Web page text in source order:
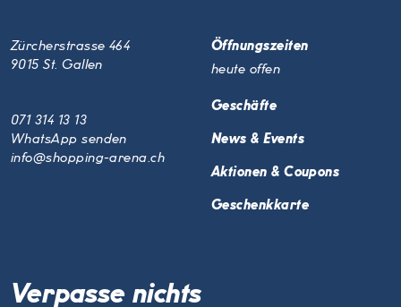
Zürcherstrasse 464
9015 St. Gallen
071 314 13 13
WhatsApp senden
info@shopping-arena.ch
Öffnungszeiten
heute offen
Geschäfte
News & Events
Aktionen & Coupons
Geschenkkarte
Verpasse nichts